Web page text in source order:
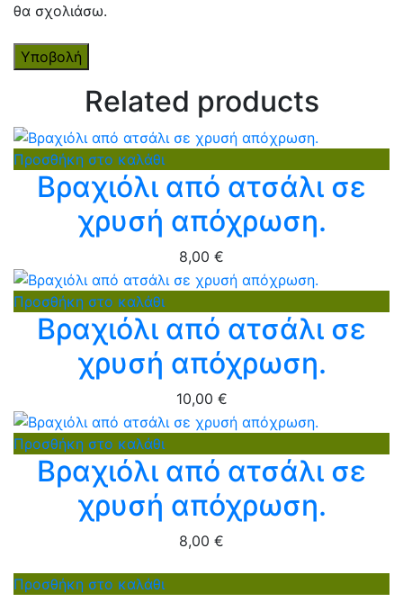
θα σχολιάσω.
Related products
Προσθήκη στο καλάθι
Βραχιόλι από ατσάλι σε
χρυσή απόχρωση.
8,00 €
Προσθήκη στο καλάθι
Βραχιόλι από ατσάλι σε
χρυσή απόχρωση.
10,00 €
Προσθήκη στο καλάθι
Βραχιόλι από ατσάλι σε
χρυσή απόχρωση.
8,00 €
Προσθήκη στο καλάθι